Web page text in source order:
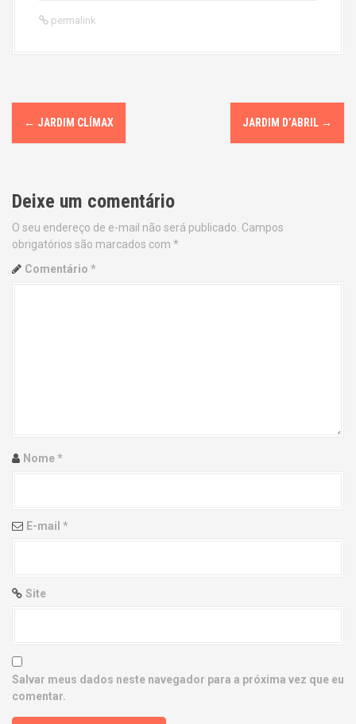
permalink
P
o
t
n
a
i
n
← JARDIM CLÍMAX JARDIM D’ABRIL →
Deixe um comentário
O seu endereço de e-mail não será publicado. Campos
obrigatórios são marcados com *
Comentário *
Nome*
E-mail *
Site
Salvar meus dados neste navegador para a próxima vez que eu
comentar.